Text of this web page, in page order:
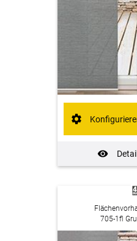
705-1fl